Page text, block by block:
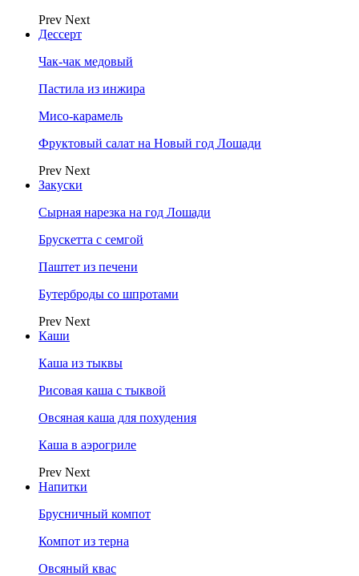
Prev Next
Дессерт
Чак-чак медовый
Пастила из инжира
Мисо-карамель
Фруктовый салат на Новый год Лошади
Prev Next
Закуски
Сырная нарезка на год Лошади
Брускетта с семгой
Паштет из печени
Бутерброды со шпротами
Prev Next
Каши
Каша из тыквы
Рисовая каша с тыквой
Овсяная каша для похудения
Каша в аэрогриле
Prev Next
Напитки
Брусничный компот
Компот из терна
Овсяный квас